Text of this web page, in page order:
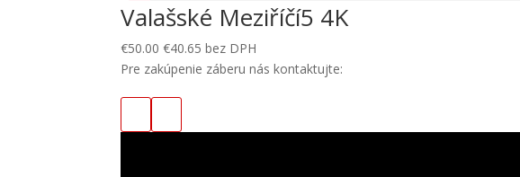
Valašské Meziříčí5 4K
€50.00 €40.65 bez DPH
Pre zakúpenie záberu nás kontaktujte: